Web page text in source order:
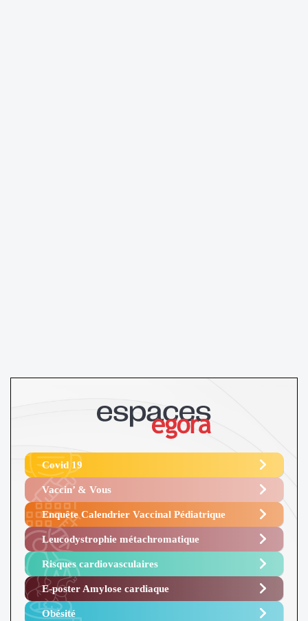
Covid 19
Vaccin’ & Vous
Enquête Calendrier Vaccinal Pédiatrique
Leucodystrophie métachromatique
Risques cardiovasculaires
E-poster Amylose cardiaque ​
Obésité ​